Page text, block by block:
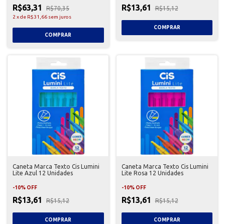
R$63,31 R$70,35
2 xde R$31,66 sem juros
R$13,61 R$15,12
Caneta Marca Texto Cis Lumini
Lite Azul 12 Unidades
-10% OFF
R$13,61 R$15,12
Caneta Marca Texto Cis Lumini
Lite Rosa 12 Unidades
-10% OFF
R$13,61 R$15,12